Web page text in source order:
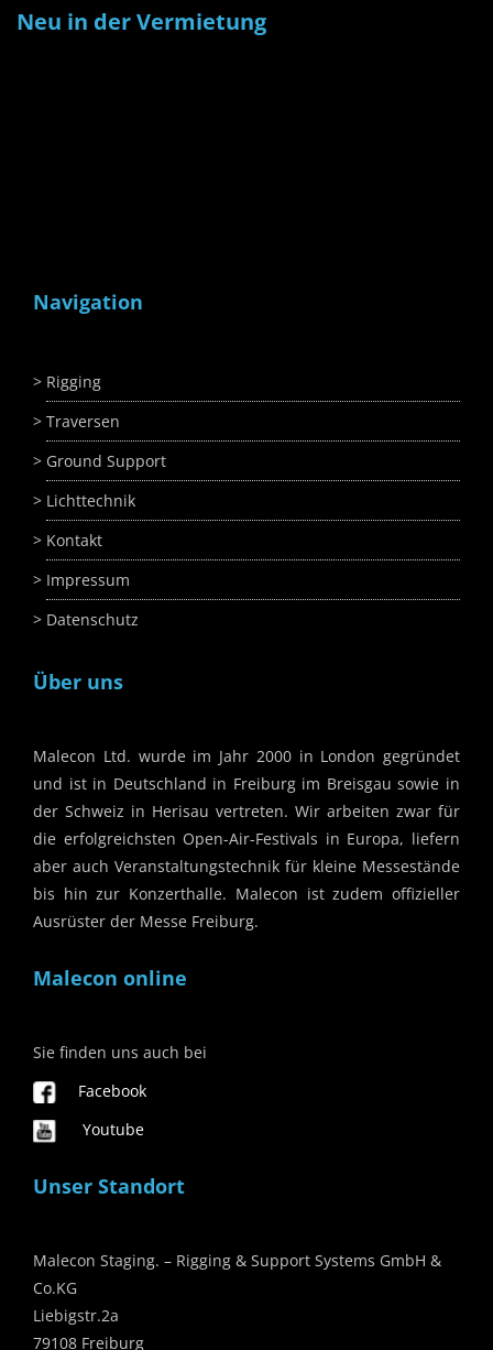
Neu in der Vermietung
Navigation
Rigging
Traversen
Ground Support
Lichttechnik
Kontakt
Impressum
Datenschutz
Über uns
Malecon Ltd. wurde im Jahr 2000 in London gegründet
und ist in Deutschland in Freiburg im Breisgau sowie in
der Schweiz in Herisau vertreten. Wir arbeiten zwar für
die erfolgreichsten Open-Air-Festivals in Europa, liefern
aber auch Veranstaltungstechnik für kleine Messestände
bis hin zur Konzerthalle. Malecon ist zudem offizieller
Ausrüster der Messe Freiburg.
Malecon online
Sie finden uns auch bei
Facebook
Youtube
Unser Standort
Malecon Staging. – Rigging & Support Systems GmbH &
Co.KG
Liebigstr.2a
79108 Freiburg